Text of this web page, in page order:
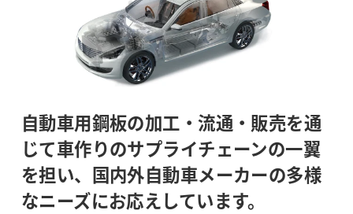
自動車用鋼板の加工・流通・販売を通
じて車作りのサプライチェーンの一翼
を担い、国内外自動車メーカーの多様
なニーズにお応えしています。